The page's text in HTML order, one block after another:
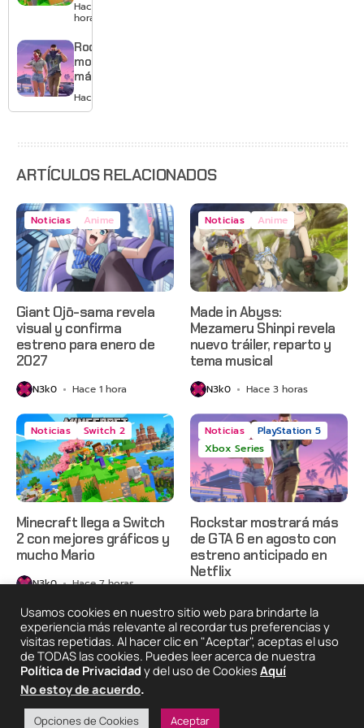
mejores
y mucho
Mario
Hace 7
horas
Rockstar
mostrará
más de
GTA 6 en
agosto
Hace 1 día
ARTÍCULOS RELACIONADOS
Noticias Anime
Giant Ojō-sama revela
visual y confirma
estreno para enero de
2027
N3k0 Hace 1 hora
Noticias Anime
Made in Abyss:
Mezameru Shinpi revela
nuevo tráiler, reparto y
tema musical
N3k0 Hace 3 horas
Noticias Switch 2
Minecraft llega a Switch
2 con mejores gráficos y
mucho Mario
N3k0 Hace 7 horas
Noticias
PlayStation 5
Xbox Series
Rockstar mostrará más
de GTA 6 en agosto con
estreno anticipado en
Netflix
2025 © Degeneraciónx.com | Anime, Games & Nothing
Else
Quiénes
Somos
Condiciones De
Usamos cookies en nuestro sitio web para brindarte la
experiencia más relevante al recordar tus preferencias y
visitas repetidas. Al hacer clic en "Aceptar", aceptas el uso
de TODAS las cookies. Puedes leer acerca de nuestra
Política de Privacidad y del uso de Cookies Aquí
No estoy de acuerdo.
Opciones de Cookies Aceptar